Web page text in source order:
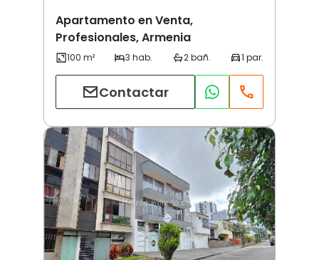
Apartamento en Venta,
Profesionales, Armenia
Contactar